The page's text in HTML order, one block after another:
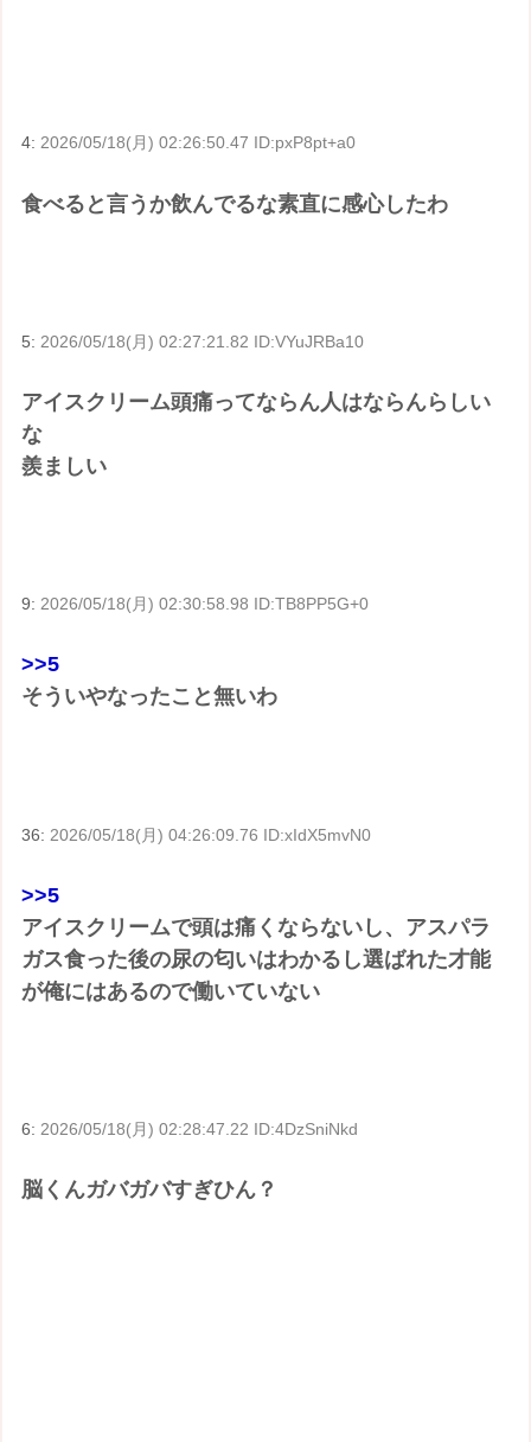
4:2026/05/18(月) 02:26:50.47 ID:pxP8pt+a0
食べると言うか飲んでるな素直に感心したわ
5: 2026/05/18(月) 02:27:21.82 ID:VYuJRBa10
アイスクリーム頭痛ってならん人はならんらしい
な
羨ましい
9:2026/05/18(月) 02:30:58.98 ID:TB8PP5G+0
>>5
そういやなったこと無いわ
36: 2026/05/18(月) 04:26:09.76 ID:xIdX5mvN0
>>5
アイスクリームで頭は痛くならないし、アスパラ
ガス食った後の尿の匂いはわかるし選ばれた才能
が俺にはあるので働いていない
6: 2026/05/18(月) 02:28:47.22 ID:4DzSniNkd
脳くんガバガバすぎひん？